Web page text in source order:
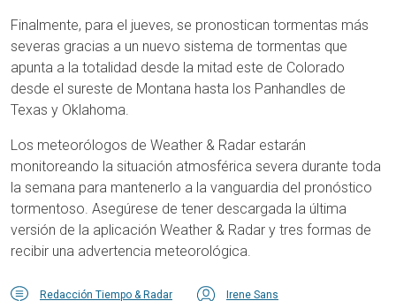
Finalmente, para el jueves, se pronostican tormentas más
severas gracias a un nuevo sistema de tormentas que
apunta a la totalidad desde la mitad este de Colorado
desde el sureste de Montana hasta los Panhandles de
Texas y Oklahoma.
Los meteorólogos de Weather & Radar estarán
monitoreando la situación atmosférica severa durante toda
la semana para mantenerlo a la vanguardia del pronóstico
tormentoso. Asegúrese de tener descargada la última
versión de la aplicación Weather & Radar y tres formas de
recibir una advertencia meteorológica.
Redacción Tiempo & Radar Irene Sans